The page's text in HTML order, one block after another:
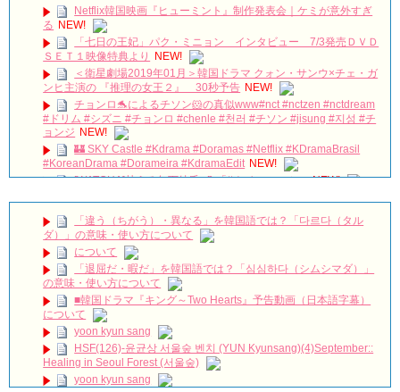
Netflix韓国映画『ヒューミント』制作発表会｜ケミが意外すぎ
る NEW!
「七日の王妃」パク・ミニョン インタビュー 7/3発売ＤＶＤ
ＳＥＴ１映像特典より
NEW!
＜衛星劇場2019年01月＞韓国ドラマ クォン・サンウ×チェ・ガ
ンヒ主演の 『推理の女王２』 30秒予告 NEW!
チョンロ🐬によるチソン🐹の真似www#nct #nctzen #nctdream
#ドリム #シズニ #チョンロ #chenle #천러 #チソン #jisung #지성 #チ
ョンジ NEW!
🏰 SKY Castle #Kdrama #Doramas #Netflix #KDramaBrasil
#KoreanDrama #Dorameira #KdramaEdit NEW!
[WATCHA]甘える年下彼氏 💕 「#ナインルーム」 NEW!
キム・ガンウ「『婿殿オ・ジャクドゥ』でのプチトマトキスシ
ーン、くすぐったいと思ったが…」 Big News TV
[MV] Jang Woo Ram(장우람)- Right Now To You (지금 너에게)
(The Miracle We Met OST Part 4) NEW!
ENA 디렉터스 아레나 Jang Keun-Suk #장근석 #JangKeunSuk
#チャン・グンソク #จางกึนซอก #张根硕 NEW!
100 days my prince #shorts #shortsfeed #100daysmyprince
#kdrama #love #viral #fadeaway
『おちょやん』杉咲花の「人形の家」に込められた再生への祈
り 千代に課せられた“義務” NEW!
ハン・ヘジン 한혜진 – (선공개) 강남 3대 얼짱 출신 &#39;한혜진
「違う（ちがう）・異なる」を韓国語では？「다르다（タル
ダ）」の意味・使い方について
について
「退屈だ・暇だ」を韓国語では？「심심하다（シムシマダ）」
の意味・使い方について
■韓国ドラマ『キング～Two Hearts』予告動画（日本語字幕）
について
yoon kyun sang
HSF(126)-윤균상 서울숲 벤치 (YUN Kyunsang)(4)September::
Healing in Seoul Forest (서울숲)
yoon kyun sang